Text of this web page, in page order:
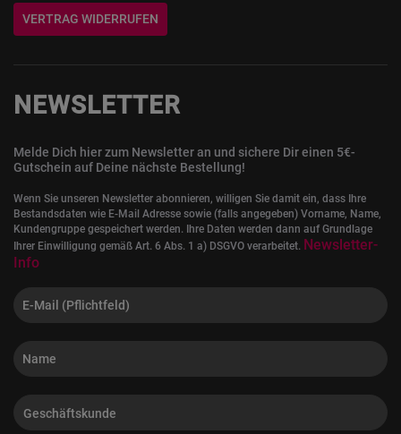
VERTRAG WIDERRUFEN
NEWSLETTER
Melde Dich hier zum Newsletter an und sichere Dir einen 5€-
Gutschein auf Deine nächste Bestellung!
Wenn Sie unseren Newsletter abonnieren, willigen Sie damit ein, dass Ihre
Bestandsdaten wie E-Mail Adresse sowie (falls angegeben) Vorname, Name,
Kundengruppe gespeichert werden. Ihre Daten werden dann auf Grundlage
Ihrer Einwilligung gemäß Art. 6 Abs. 1 a) DSGVO verarbeitet. Newsletter-
Info